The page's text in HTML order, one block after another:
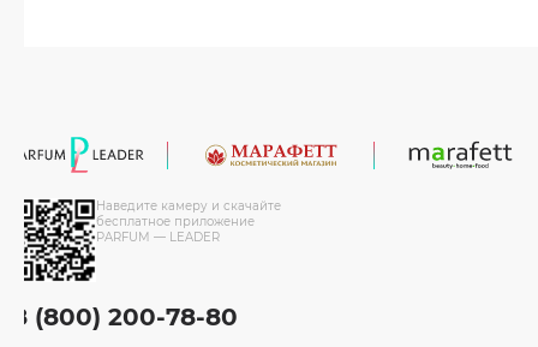
Наведите камеру и скачайте
бесплатное приложение
PARFUM — LEADER
8 (800) 200-78-80